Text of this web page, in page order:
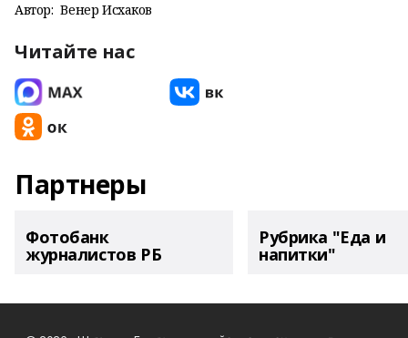
Автор: Венер Исхаков
Читайте нас
Партнеры
Фотобанк
журналистов РБ
Рубрика "Еда и
напитки"